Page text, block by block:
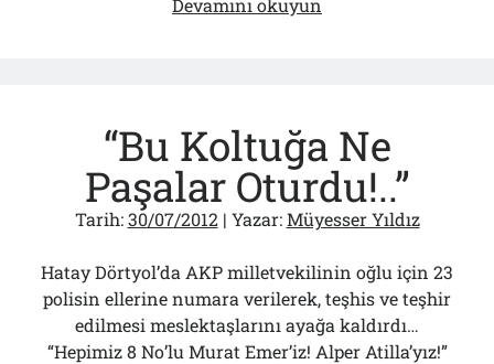
Devamını okuyun
Mi?
“Bu Koltuğa Ne
Paşalar Oturdu!..”
Tarih:30/07/2012| Yazar:Müyesser Yıldız
Hatay Dörtyol’da AKP milletvekilinin oğlu için 23
polisin ellerine numara verilerek, teşhis ve teşhir
edilmesi meslektaşlarını ayağa kaldırdı…
“Hepimiz 8 No’lu Murat Emer’iz! Alper Atilla’yız!”